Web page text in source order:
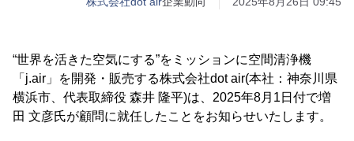
“世界を活きた空気にする”をミッションに空間清浄機
「j.air」を開発・販売する株式会社dot air(本社：神奈川県
横浜市、代表取締役 森井 隆平)は、2025年8月1日付で増
田 文彦氏が顧問に就任したことをお知らせいたします。